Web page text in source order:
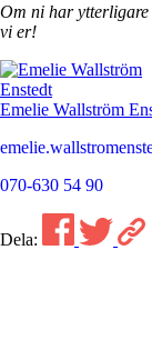
Om ni har
vi er!
Emelie Wallström
070-630 54 90
Dela: